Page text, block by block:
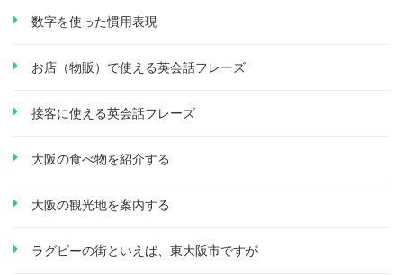
数字を使った慣用表現
お店（物販）で使える英会話フレーズ
接客に使える英会話フレーズ
大阪の食べ物を紹介する
大阪の観光地を案内する
ラグビーの街といえば、東大阪市ですが